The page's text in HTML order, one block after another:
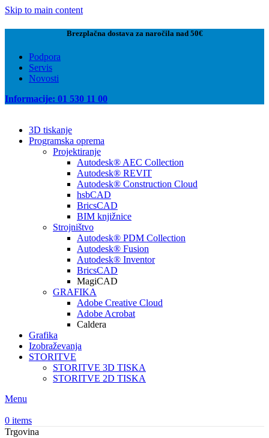
Skip to main content
Brezplačna dostava za naročila nad 50€
Podpora
Servis
Novosti
Informacije: 01 530 11 00
3D tiskanje
Programska oprema
Projektiranje
Autodesk® AEC Collection
Autodesk® REVIT
Autodesk® Construction Cloud
hsbCAD
BricsCAD
BIM knjižnice
Strojništvo
Autodesk® PDM Collection
Autodesk® Fusion
Autodesk® Inventor
BricsCAD
MagiCAD
GRAFIKA
Adobe Creative Cloud
Adobe Acrobat
Caldera
Grafika
Izobraževanja
STORITVE
STORITVE 3D TISKA
STORITVE 2D TISKA
Menu
0 items
Trgovina